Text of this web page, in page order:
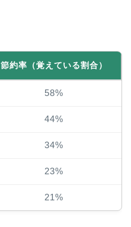
節約率（覚えている割合）
58%
44%
34%
23%
21%